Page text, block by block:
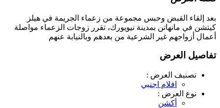
بعد إلقاء القبض وحبس مجموعة من زعماء الجريمة في هيلز
كيتشن في مانهاتن بمدينة نيويورك، تقرر زوجات الزعماء مواصلة
أعمال أزواجهم غير الشرعية من بعدهم وبالنيابة عنهم
تفاصيل العرض
تصنيف العرض :
افلام اجنبي
نوع العرض :
أكشن